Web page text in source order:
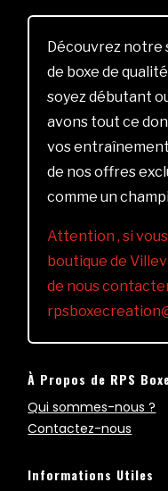
Découvrez notre
de boxe de
soyez débutant
avons tout ce
vos
de nos offres
comme un
Attention , si
boutique de
de nous
À Propos de RPS
Qui sommes-nous ?
Contactez-nous
Informations Utiles